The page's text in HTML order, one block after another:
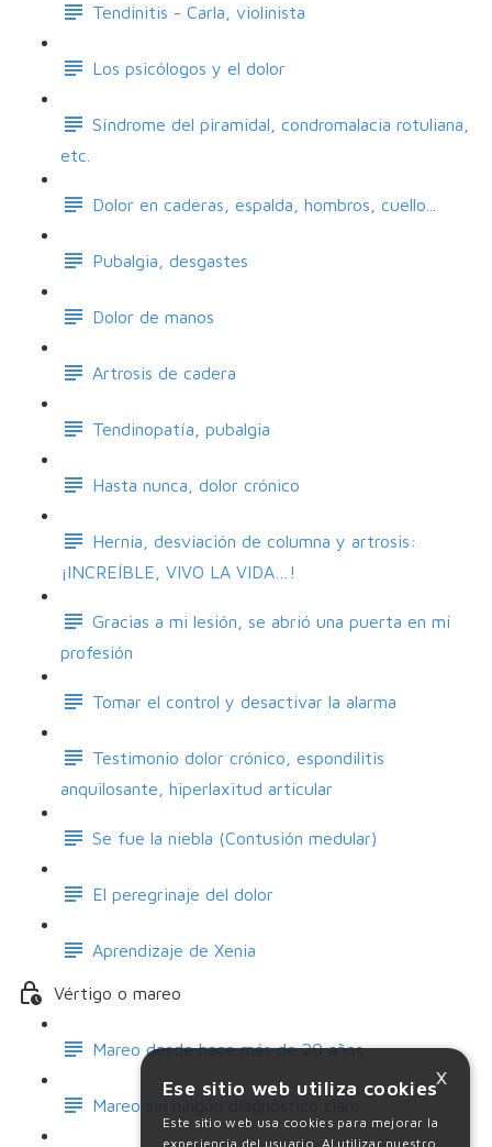
Tendinitis - Carla, violinista
Los psicólogos y el dolor
Síndrome del piramidal, condromalacia rotuliana,
etc.
Dolor en caderas, espalda, hombros, cuello...
Pubalgia, desgastes
Dolor de manos
Artrosis de cadera
Tendinopatía, pubalgia
Hasta nunca, dolor crónico
Hernia, desviación de columna y artrosis:
¡INCREÍBLE, VIVO LA VIDA…!
Gracias a mi lesión, se abrió una puerta en mi
profesión
Tomar el control y desactivar la alarma
Testimonio dolor crónico, espondilitis
anquilosante, hiperlaxitud articular
Se fue la niebla (Contusión medular)
El peregrinaje del dolor
Aprendizaje de Xenia
Vértigo o mareo
Mareo desde hace más de 20 años
Mareo sin ningún diagnóstico claro
×
Ese sitio web utiliza cookies
Este sitio web usa cookies para mejorar la
experiencia del usuario. Al utilizar nuestro